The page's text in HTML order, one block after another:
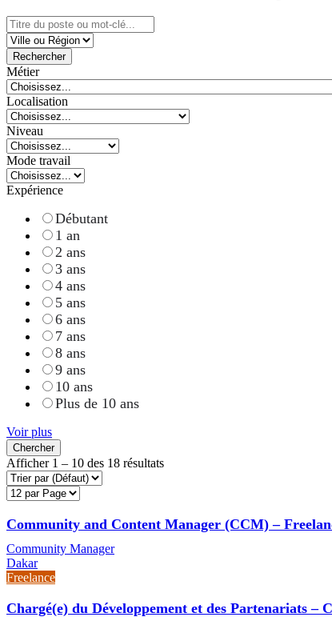
Rechercher
Métier
Localisation
Niveau
Mode travail
Expérience
Débutant
1 an
2 ans
3 ans
4 ans
5 ans
6 ans
7 ans
8 ans
9 ans
10 ans
Plus de 10 ans
Voir plus
Chercher
Afficher 1 – 10 des 18 résultats
Community and Content Manager (CCM) –
Community Manager
Dakar
Freelance
Chargé(e) du Développement et des Partenariats –